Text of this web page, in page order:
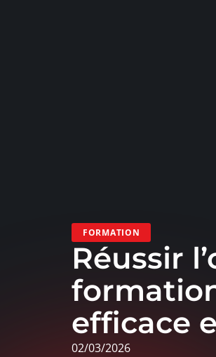
FORMATION
Réussir
efficace
02/03/2026